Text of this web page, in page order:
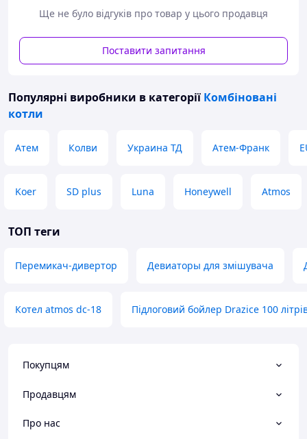
Ще не було відгуків про товар у цього продавця
Поставити запитання
Популярні виробники в категорії Комбіновані
котли
Атем Колви Украина ТД Атем-Франк
Koer SD plus Luna Honeywell Atmos
ТОП теги
Перемикач-дивертор Девиаторы для змішувача
Котел atmos dc-18 Підлоговий бойлер Drazice 100
Покупцям
Продавцям
Про нас